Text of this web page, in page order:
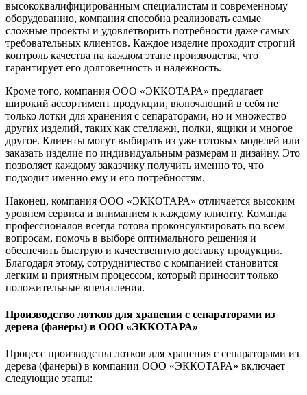
высококвалифицированным специалистам и современному
оборудованию, компания способна реализовать самые
сложные проекты и удовлетворить потребности даже самых
требовательных клиентов. Каждое изделие проходит строгий
контроль качества на каждом этапе производства, что
гарантирует его долговечность и надежность.
Кроме того, компания ООО «ЭККОТАРА» предлагает
широкий ассортимент продукции, включающий в себя не
только лотки для хранения с сепараторами, но и множество
других изделий, таких как стеллажи, полки, ящики и многое
другое. Клиенты могут выбирать из уже готовых моделей или
заказать изделие по индивидуальным размерам и дизайну. Это
позволяет каждому заказчику получить именно то, что
подходит именно ему и его потребностям.
Наконец, компания ООО «ЭККОТАРА» отличается высоким
уровнем сервиса и вниманием к каждому клиенту. Команда
профессионалов всегда готова проконсультировать по всем
вопросам, помочь в выборе оптимального решения и
обеспечить быструю и качественную доставку продукции.
Благодаря этому, сотрудничество с компанией становится
легким и приятным процессом, который приносит только
положительные впечатления.
Производство лотков для хранения с сепараторами из
дерева (фанеры) в ООО «ЭККОТАРА»
Процесс производства лотков для хранения с сепараторами из
дерева (фанеры) в компании ООО «ЭККОТАРА» включает
следующие этапы: